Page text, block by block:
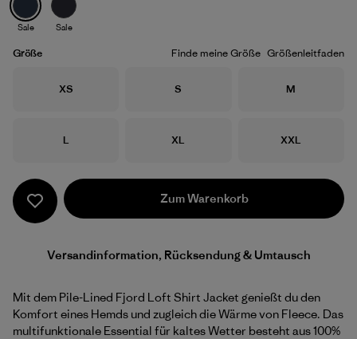
Smolder Blue
Sale Sale
Größe Finde meine Größe Größenleitfaden
Größe
XS Größe
S Größe
M
Größe
L Größe
XL Größe
XXL
Zum Warenkorb
Versandinformation, Rücksendung & Umtausch
Mit dem Pile-Lined Fjord Loft Shirt Jacket genießt du den
Komfort eines Hemds und zugleich die Wärme von Fleece. Das
multifunktionale Essential für kaltes Wetter besteht aus 100%